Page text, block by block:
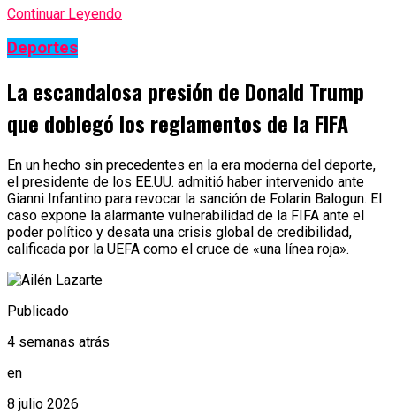
Continuar Leyendo
Deportes
La escandalosa presión de Donald Trump
que doblegó los reglamentos de la FIFA
En un hecho sin precedentes en la era moderna del deporte,
el presidente de los EE.UU. admitió haber intervenido ante
Gianni Infantino para revocar la sanción de Folarin Balogun. El
caso expone la alarmante vulnerabilidad de la FIFA ante el
poder político y desata una crisis global de credibilidad,
calificada por la UEFA como el cruce de «una línea roja».
Publicado
4 semanas atrás
en
8 julio 2026